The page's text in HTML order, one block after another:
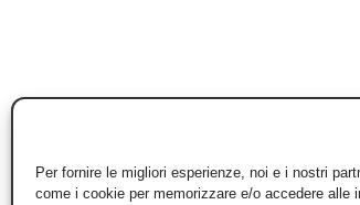
Per fornire le migliori esperienze, noi e i nostri
come i cookie per memorizzare e/o accedere alle